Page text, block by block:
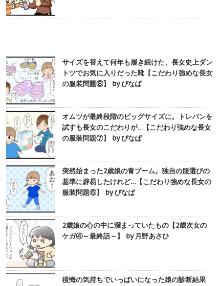
サイズを替えて何年も履き続けた、長女史上ダン
トツでお気に入りだった靴【こだわり強めな長女
の服装問題⑧】 by ぴなぱ
オムツが最終段階のビッグサイズに。トレパンを
試すも長女のこだわりが…【こだわり強めな長女
の服装問題⑦】 by ぴなぱ
突然始まった2歳娘の青ブーム。独自の服選びの
基準に辟易したけれど…【こだわり強めな長女の
服装問題⑥】 by ぴなぱ
2歳娘の心の中に溜まっていたもの【2歳次女の
ケガ④～最終話～】 by 月野あさひ
後悔の気持ちでいっぱいになった娘の診断結果